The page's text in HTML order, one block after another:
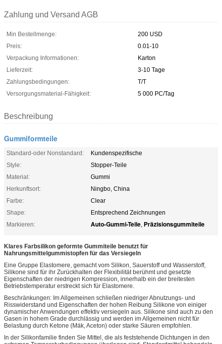
Zahlung und Versand AGB
Min Bestellmenge:
200 USD
Preis:
0.01-10
Verpackung Informationen:
Karton
Lieferzeit:
3-10 Tage
Zahlungsbedingungen:
T/T
Versorgungsmaterial-Fähigkeit:
5 000 PC/Tag
Beschreibung
Gummiformteile
Standard-oder Nonstandard:
Kundenspezifische
Style:
Stopper-Teile
Material:
Gummi
Herkunftsort:
Ningbo, China
Farbe:
Clear
Shape:
Entsprechend Zeichnungen
Markieren:
Auto-Gummi-Teile, Präzisionsgummiteile
Klares Farbsilikon geformte Gummiteile benutzt für
Nahrungsmittelgummistopfen für das Versiegeln
Eine Gruppe Elastomere, gemacht vom Silikon, Sauerstoff und Wasserstoff,
Silikone sind für ihr Zurückhalten der Flexibilität berühmt und gesetzte
Eigenschaften der niedrigen Kompression, innerhalb ein der breitesten
Betriebstemperatur erstreckt sich für Elastomere.
Beschränkungen: Im Allgemeinen schließen niedriger Abnutzungs- und
Risswiderstand und Eigenschaften der hohen Reibung Silikone von einiger
dynamischer Anwendungen effektiv versiegeln aus. Silikone sind auch zu den
Gasen in hohem Grade durchlässig und werden im Allgemeinen nicht für
Belastung durch Ketone (Mäk, Aceton) oder starke Säuren empfohlen.
In der Silikonfamilie finden Sie Mittel, die als feststehende Dichtungen in den